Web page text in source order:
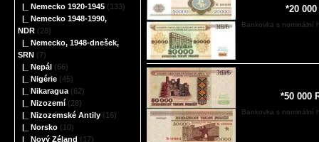
|_ Nemecko 1920-1945 (133)
|_ Nemecko 1948-1990,
NDR (28)
|_ Nemecko, 1948-dnešek,
SRN (7)
|_ Nepál (66)
|_ Nigérie (45)
|_ Nikaragua (62)
|_ Nizozemí (28)
|_ Nizozemské Antily (16)
|_ Norsko (10)
|_ Nový Zéland (17)
*20
Bankovka s nominální
*50 000
Bankovka s nominální